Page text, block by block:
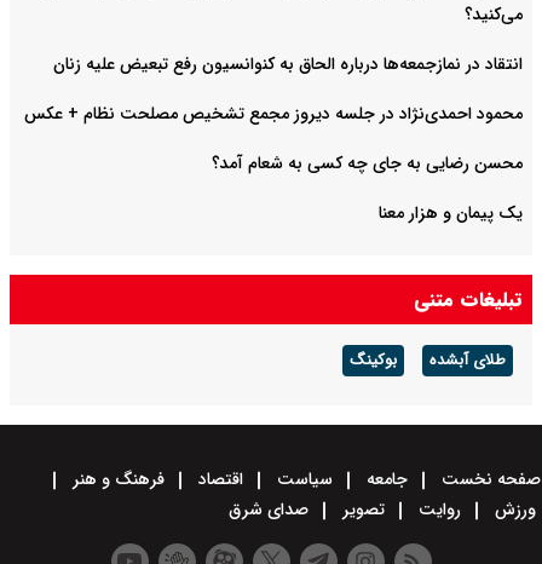
می‌کنید؟
انتقاد در نمازجمعه‌ها درباره الحاق به کنوانسیون رفع تبعیض علیه زنان
محمود احمدی‌نژاد در جلسه دیروز مجمع تشخیص مصلحت نظام + عکس
محسن رضایی به جای چه کسی به شعام آمد؟
یک پیمان و هزار معنا
تبلیغات متنی
طلای آبشده بوکینگ
صفحه نخست جامعه سیاست اقتصاد
فرهنگ و هنر
ورزش
روایت تصویر صدای شرق